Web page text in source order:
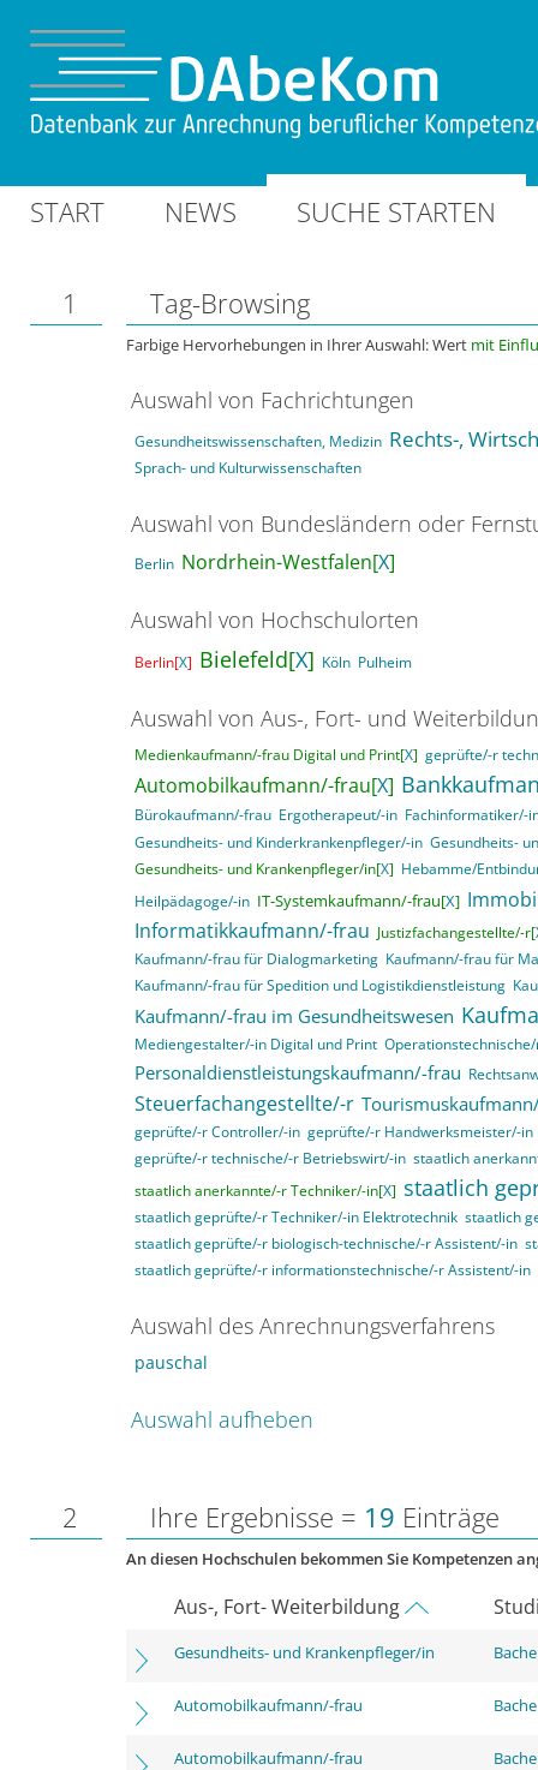
START NEWS SUCHE STARTEN
1 Tag-Browsing
Farbige Hervorhebungen in Ihrer Auswahl: Wert mit
Auswahl von Fachrichtungen
Gesundheitswissenschaften, Medizin Rechts-,
Sprach- und Kulturwissenschaften
Auswahl von Bundesländern oder
Berlin Nordrhein-Westfalen[X]
Auswahl von Hochschulorten
Berlin[X] Bielefeld[X] Köln Pulheim
Auswahl von Aus-, Fort- und
Medienkaufmann/-frau Digital und Print[X] geprüfte/-r
Automobilkaufmann/-frau[X]
Bürokaufmann/-frau Ergotherapeut/-in Fachinformatiker/-
Gesundheits- und Kinderkrankenpfleger/-in Gesundheits-
Gesundheits- und Krankenpfleger/in[X] Hebamme/
Heilpädagoge/-in IT-Systemkaufmann/-frau[X]
Informatikkaufmann/-frau Justizfachangestellte/-r[
Kaufmann/-frau für Dialogmarketing Kaufmann/-frau für
Kaufmann/-frau für Spedition und Logistikdienstleistung
Kaufmann/-frau im Gesundheitswesen
Mediengestalter/-in Digital und Print
Personaldienstleistungskaufmann/-frau
Steuerfachangestellte/-r
geprüfte/-r Controller/-in geprüfte/-r Handwerksmeister/-in
geprüfte/-r technische/-r Betriebswirt/-in staatlich
staatlich anerkannte/-r Techniker/-in[X] staatlich
staatlich geprüfte/-r Techniker/-in Elektrotechnik staatlich
staatlich geprüfte/-r biologisch-technische/-r Assistent/-in
staatlich geprüfte/-r informationstechnische/-r Assistent/-in
Auswahl des Anrechnungsverfahrens
pauschal
Auswahl aufheben
2 Ihre Ergebnisse = 19 Einträge
An diesen Hochschulen bekommen Sie Kompetenzen
Aus-, Fort- Weiterbildung
Gesundheits- und Krankenpfleger/in
Automobilkaufmann/-frau
Automobilkaufmann/-frau